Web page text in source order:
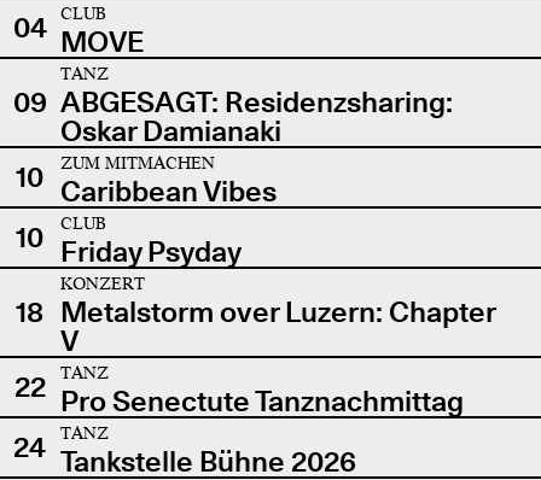
04
CLUB
MOVE
09
TANZ
ABGESAGT: Residenzsharing:
Oskar Damianaki
10
ZUM MITMACHEN
Caribbean Vibes
10
CLUB
Friday Psyday
18
KONZERT
Metalstorm over Luzern: Chapter
V
22
TANZ
Pro Senectute Tanznachmittag
24
TANZ
Tankstelle Bühne 2026